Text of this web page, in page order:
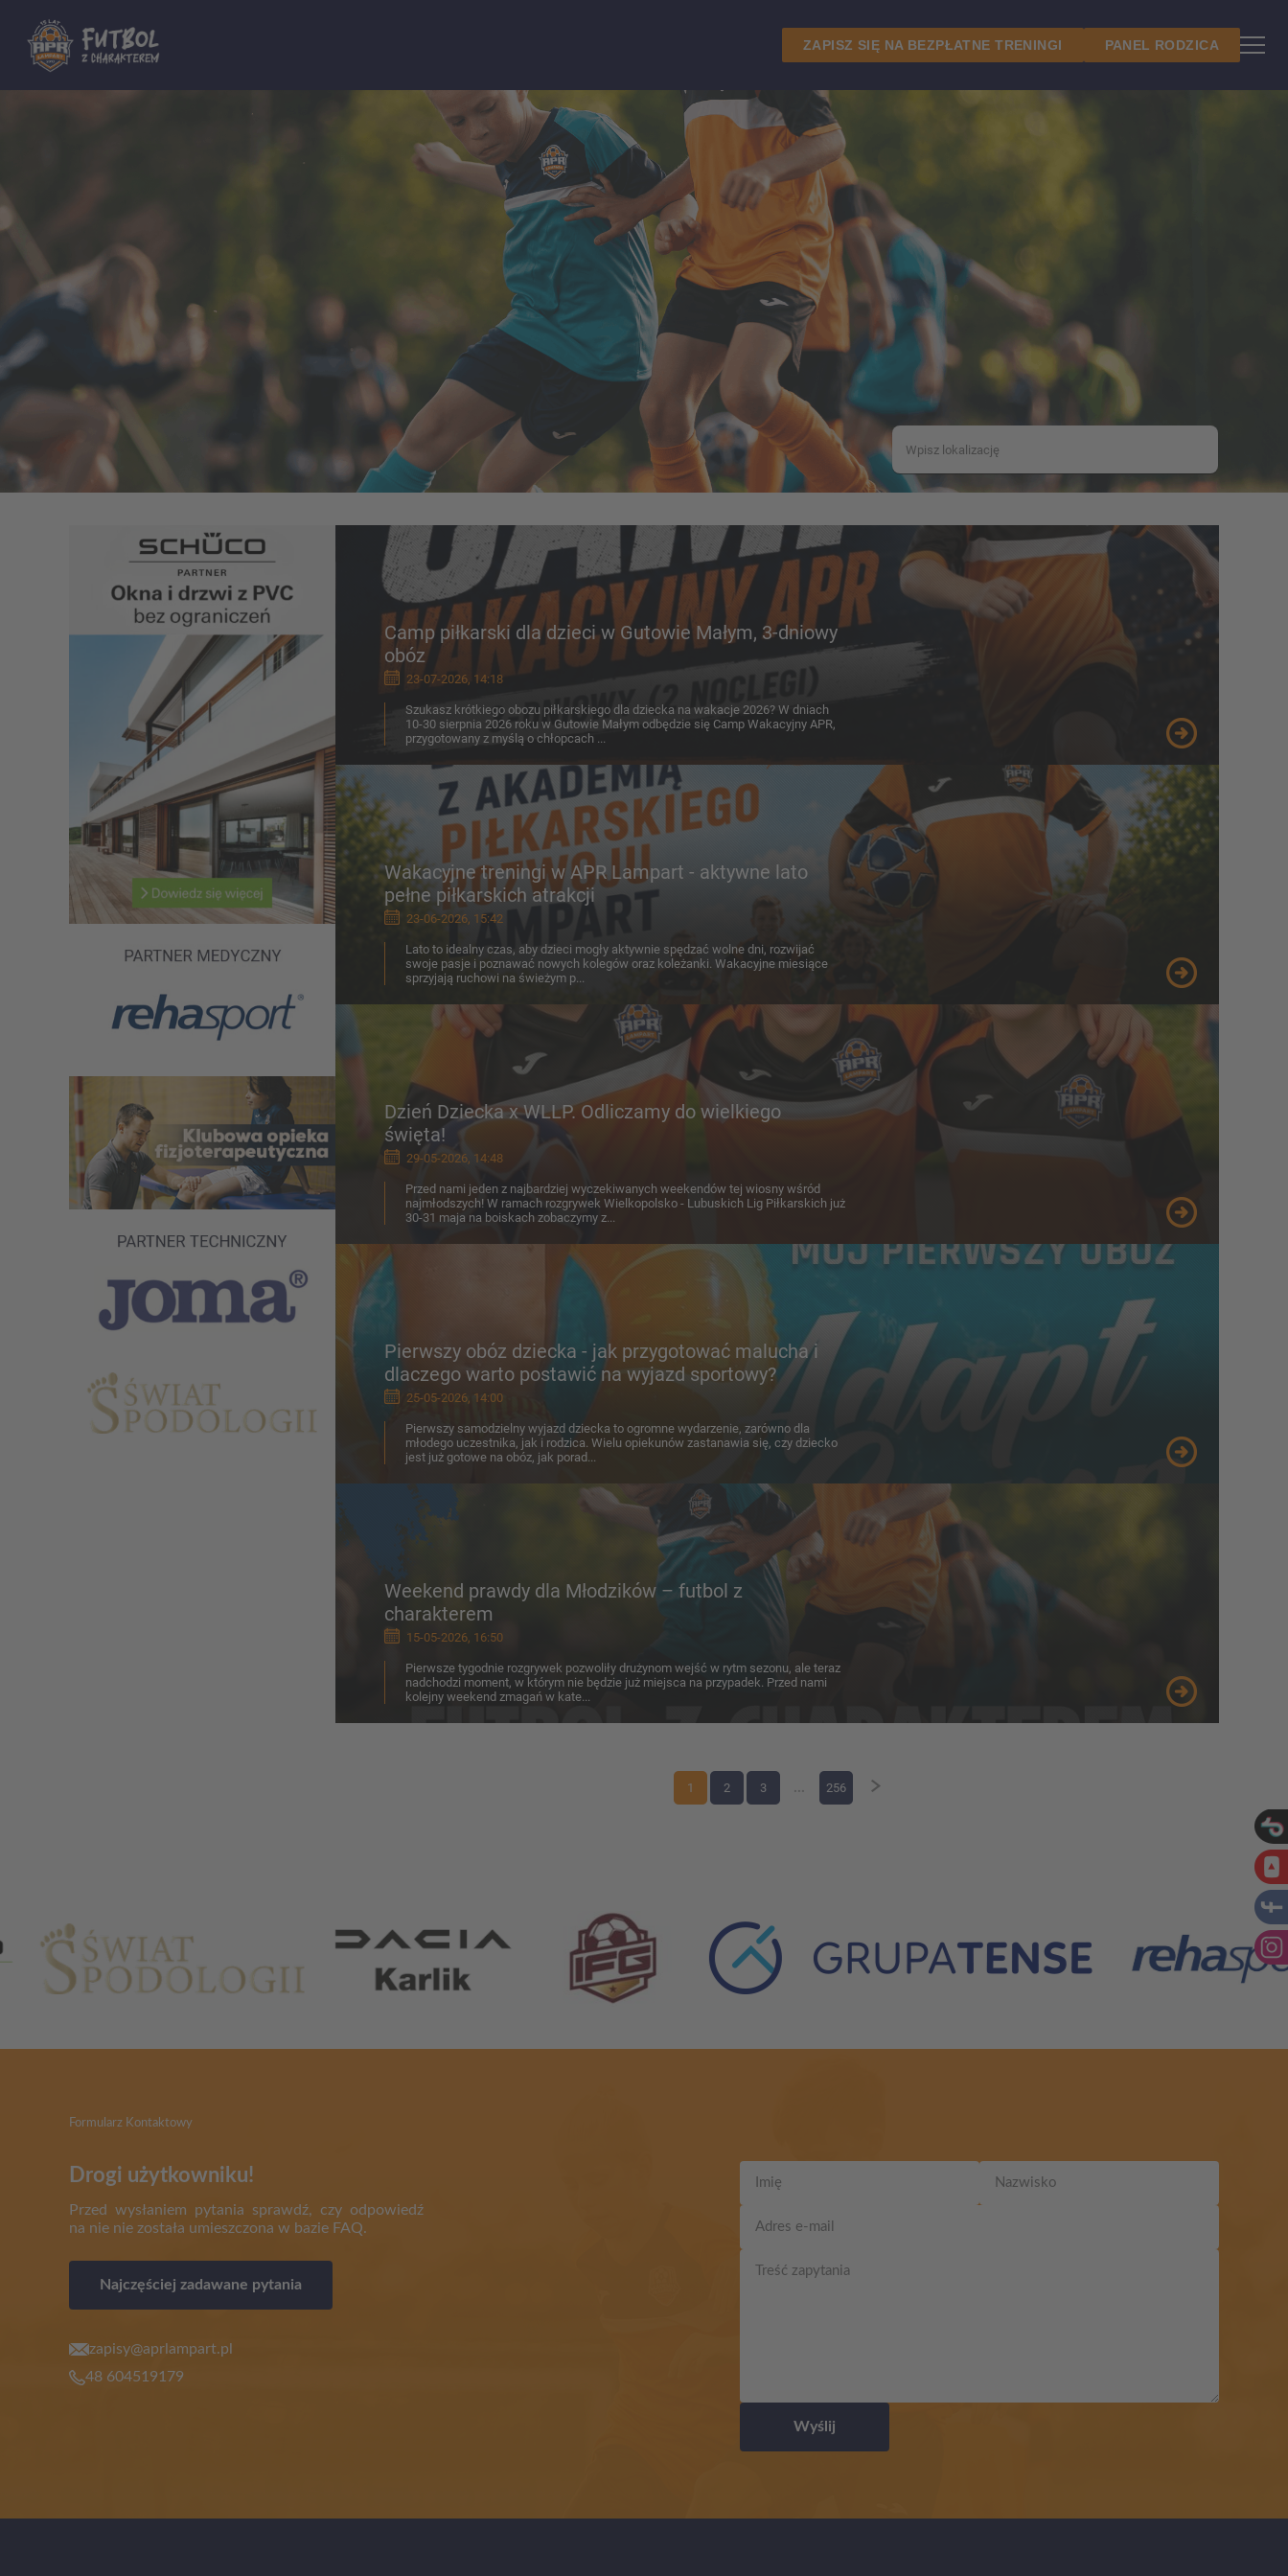
ZAPISZ SIĘ NA BEZPŁATNE TRENINGI PANEL RODZICA
Camp piłkarski dla dzieci w Gutowie Małym, 3-dniowy
obóz
23-07-2026, 14:18
Szukasz krótkiego obozu piłkarskiego dla dziecka na wakacje 2026? W dniach
10-30 sierpnia 2026 roku w Gutowie Małym odbędzie się Camp Wakacyjny APR,
przygotowany z myślą o chłopcach ...
Wakacyjne treningi w APR Lampart - aktywne lato
pełne piłkarskich atrakcji
23-06-2026, 15:42
Lato to idealny czas, aby dzieci mogły aktywnie spędzać wolne dni, rozwijać
swoje pasje i poznawać nowych kolegów oraz koleżanki. Wakacyjne miesiące
sprzyjają ruchowi na świeżym p...
Dzień Dziecka x WLLP. Odliczamy do wielkiego
święta!
29-05-2026, 14:48
Przed nami jeden z najbardziej wyczekiwanych weekendów tej wiosny wśród
najmłodszych! W ramach rozgrywek Wielkopolsko - Lubuskich Lig Piłkarskich już
30-31 maja na boiskach zobaczymy z...
Pierwszy obóz dziecka - jak przygotować malucha i
dlaczego warto postawić na wyjazd sportowy?
25-05-2026, 14:00
Pierwszy samodzielny wyjazd dziecka to ogromne wydarzenie, zarówno dla
młodego uczestnika, jak i rodzica. Wielu opiekunów zastanawia się, czy dziecko
jest już gotowe na obóz, jak porad...
Weekend prawdy dla Młodzików – futbol z
charakterem
15-05-2026, 16:50
Pierwsze tygodnie rozgrywek pozwoliły drużynom wejść w rytm sezonu, ale teraz
nadchodzi moment, w którym nie będzie już miejsca na przypadek. Przed nami
kolejny weekend zmagań w kate...
1 2 3 ... 256
Formularz Kontaktowy
Drogi użytkowniku!
Przed wysłaniem pytania sprawdź, czy odpowiedź
na nie nie została umieszczona w bazie FAQ.
Najczęściej zadawane pytania
zapisy@aprlampart.pl
48 604519179
Wyślij